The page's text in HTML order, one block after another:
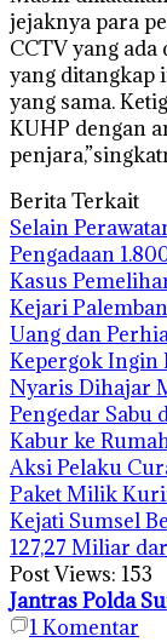
jejaknya para
CCTV yang
yang ditangkap
yang sama.
KUHP dengan
Berita Terkait
Selain
Pengadaan
Kasus
Kejari
Uang dan
Kepergok Ingin
Nyaris Dihajar
Pengedar Sabu
Kabur ke
Aksi Pelaku
Paket Milik
Kejati Sumsel
127,27 Miliar
Post Views: 153
Jantras Polda
1Komentar